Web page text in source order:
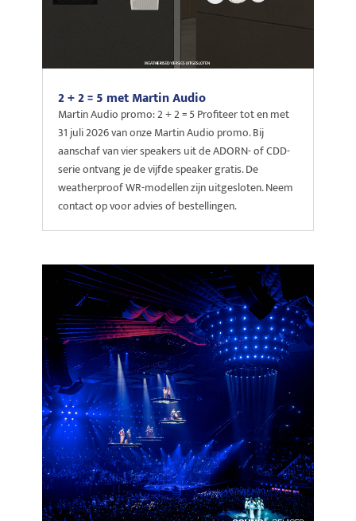
2 + 2 = 5 met Martin Audio
Martin Audio promo: 2 + 2 = 5 Profiteer tot en met
31 juli 2026 van onze Martin Audio promo. Bij
aanschaf van vier speakers uit de ADORN- of CDD-
serie ontvang je de vijfde speaker gratis. De
weatherproof WR-modellen zijn uitgesloten. Neem
contact op voor advies of bestellingen.